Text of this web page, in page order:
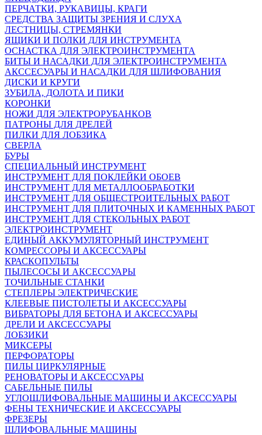
ПЕРЧАТКИ, РУКАВИЦЫ, КРАГИ
СРЕДСТВА ЗАЩИТЫ ЗРЕНИЯ И СЛУХА
ЛЕСТНИЦЫ, СТРЕМЯНКИ
ЯЩИКИ И ПОЛКИ ДЛЯ ИНСТРУМЕНТА
ОСНАСТКА ДЛЯ ЭЛЕКТРОИНСТРУМЕНТА
БИТЫ И НАСАДКИ ДЛЯ ЭЛЕКТРОИНСТРУМЕНТА
АКССЕСУАРЫ И НАСАДКИ ДЛЯ ШЛИФОВАНИЯ
ДИСКИ И КРУГИ
ЗУБИЛА, ДОЛОТА И ПИКИ
КОРОНКИ
НОЖИ ДЛЯ ЭЛЕКТРОРУБАНКОВ
ПАТРОНЫ ДЛЯ ДРЕЛЕЙ
ПИЛКИ ДЛЯ ЛОБЗИКА
СВЕРЛА
БУРЫ
СПЕЦИАЛЬНЫЙ ИНСТРУМЕНТ
ИНСТРУМЕНТ ДЛЯ ПОКЛЕЙКИ ОБОЕВ
ИНСТРУМЕНТ ДЛЯ МЕТАЛЛООБРАБОТКИ
ИНСТРУМЕНТ ДЛЯ ОБЩЕСТРОИТЕЛЬНЫХ РАБОТ
ИНСТРУМЕНТ ДЛЯ ПЛИТОЧНЫХ И КАМЕННЫХ РАБОТ
ИНСТРУМЕНТ ДЛЯ СТЕКОЛЬНЫХ РАБОТ
ЭЛЕКТРОИНСТРУМЕНТ
ЕДИНЫЙ АККУМУЛЯТОРНЫЙ ИНСТРУМЕНТ
КОМРЕССОРЫ И АКСЕССУАРЫ
КРАСКОПУЛЬТЫ
ПЫЛЕСОСЫ И АКСЕССУАРЫ
ТОЧИЛЬНЫЕ СТАНКИ
СТЕПЛЕРЫ ЭЛЕКТРИЧЕСКИЕ
КЛЕЕВЫЕ ПИСТОЛЕТЫ И АКСЕССУАРЫ
ВИБРАТОРЫ ДЛЯ БЕТОНА И АКСЕССУАРЫ
ДРЕЛИ И АКСЕССУАРЫ
ЛОБЗИКИ
МИКСЕРЫ
ПЕРФОРАТОРЫ
ПИЛЫ ЦИРКУЛЯРНЫЕ
РЕНОВАТОРЫ И АКСЕССУАРЫ
САБЕЛЬНЫЕ ПИЛЫ
УГЛОШЛИФОВАЛЬНЫЕ МАШИНЫ И АКСЕССУАРЫ
ФЕНЫ ТЕХНИЧЕСКИЕ И АКСЕССУАРЫ
ФРЕЗЕРЫ
ШЛИФОВАЛЬНЫЕ МАШИНЫ